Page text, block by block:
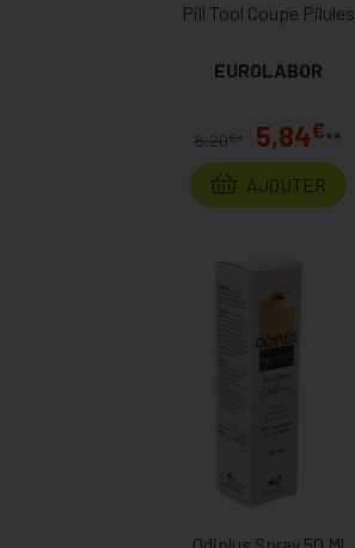
Pill Tool Coupe Pilules
EUROLABOR
6,20€ * 5,84€**
AJOUTER